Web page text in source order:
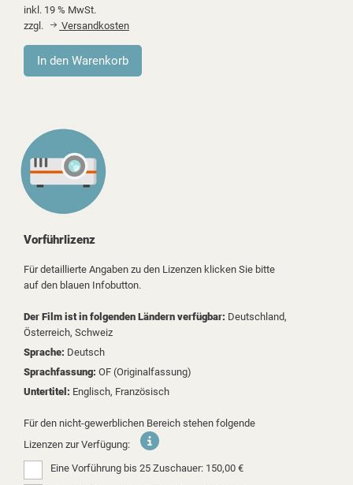
inkl. 19 % MwSt.
zzgl.
Versandkosten
Vorführlizenz
Für detaillierte Angaben zu den Lizenzen klicken Sie bitte
auf den blauen Infobutton.
Der Film ist in folgenden Ländern verfügbar: Deutschland,
Österreich, Schweiz
Sprache: Deutsch
Sprachfassung: OF (Originalfassung)
Untertitel: Englisch, Französisch
Für den nicht-gewerblichen Bereich stehen folgende
Lizenzen zur Verfügung:
Eine Vorführung bis 25 Zuschauer: 150,00 €